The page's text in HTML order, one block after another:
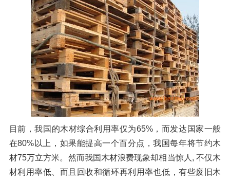
橡胶破胶机组
风选机 滚筒筛
磁选机 涡电流分选机
脉冲除尘器 轮胎抽丝机
目前，我国的木材综合利用率仅为65%，而发达国家一般
在80%以上，如果能提高一个百分点，我国每年将节约木
材75万立方米。然而我国木材浪费现象却相当惊人, 不仅木
材利用率低、而且回收和循环再利用率也低，有些废旧木